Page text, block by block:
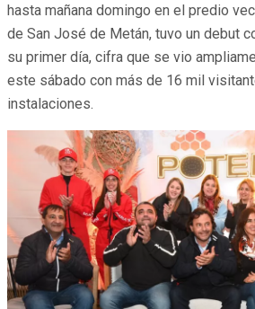
hasta mañana domingo en el predio
de San José de Metán, tuvo un debut
su primer día, cifra que se vio
este sábado con más de 16 mil
instalaciones.